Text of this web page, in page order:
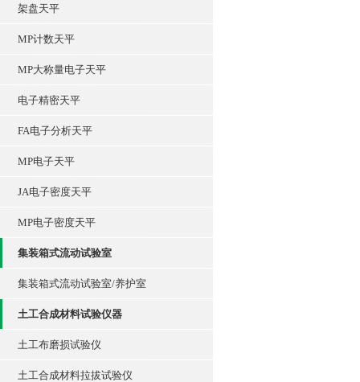
架盘天平
MP计数天平
MP大称量电子天平
电子精密天平
FA电子分析天平
MP电子天平
JA电子密度天平
MP电子密度天平
集装箱式流动试验室
集装箱式流动试验室/养护室
土工合成材料试验仪器
土工布磨损试验仪
土工合成材料拉拔试验仪